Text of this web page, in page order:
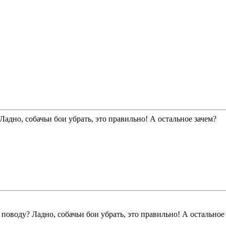
собачьи бои убрать, это правильно! А остальное зачем?
Ладно, собачьи бои убрать, это правильно! А остальное